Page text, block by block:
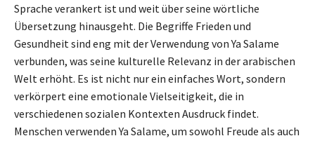
Sprache verankert ist und weit über seine wörtliche
Übersetzung hinausgeht. Die Begriffe Frieden und
Gesundheit sind eng mit der Verwendung von Ya Salame
verbunden, was seine kulturelle Relevanz in der arabischen
Welt erhöht. Es ist nicht nur ein einfaches Wort, sondern
verkörpert eine emotionale Vielseitigkeit, die in
verschiedenen sozialen Kontexten Ausdruck findet.
Menschen verwenden Ya Salame, um sowohl Freude als auch